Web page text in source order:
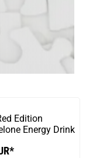
Edition
Energy Drink